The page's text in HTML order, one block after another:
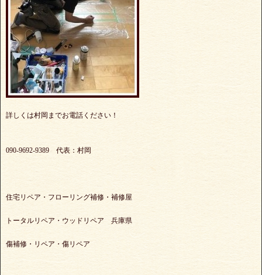
詳しくは村岡までお電話ください！
090-9692-9389 代表：村岡
住宅リペア・フローリング補修・補修屋
トータルリペア・ウッドリペア 兵庫県
傷補修・リペア・傷リペア